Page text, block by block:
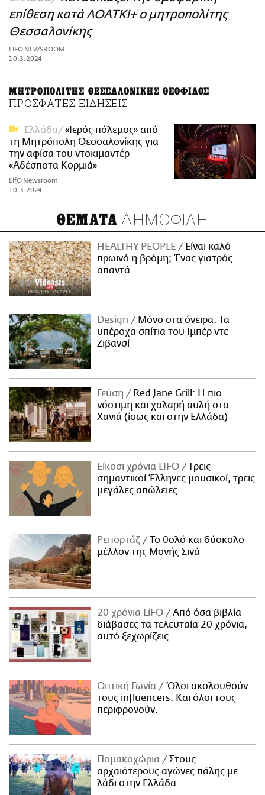
ΑΜΠΑ
PRINT
επίθεση κατά ΛΟΑΤΚΙ+ ο μητροπολίτης
Θεσσαλονίκης
LIFO NEWSROOM
10.3.2024
ΜΗΤΡΟΠΟΛΙΤΗΣ ΘΕΣΣΑΛΟΝΙΚΗΣ ΘΕΟΦΙΛΟΣ
ΠΡΟΣΦΑΤΕΣ ΕΙΔΗΣΕΙΣ
Ελλάδα
«Ιερός πόλεμος» από
τη Μητρόπολη Θεσσαλονίκης για
την αφίσα του ντοκιμαντέρ
«Αδέσποτα Κορμιά»
LifO Newsroom
10.3.2024
ΘΕΜΑΤΑ ΔΗΜΟΦΙΛΗ
HEALTHY PEOPLE
Είναι καλό
πρωινό η βρόμη; Ένας γιατρός
απαντά
Design
Μόνο στα όνειρα: Τα
υπέροχα σπίτια του Ιμπέρ ντε
Ζιβανσί
Γεύση
Red Jane Grill: Η πιο
νόστιμη και χαλαρή αυλή στα
Χανιά (ίσως και στην Ελλάδα)
Είκοσι χρόνια LIFO
Tρεις
σημαντικοί Έλληνες μουσικοί, τρεις
μεγάλες απώλειες
Ρεπορτάζ
Το θολό και δύσκολο
μέλλον της Μονής Σινά
20 χρόνια LiFO
Από όσα βιβλία
διάβασες τα τελευταία 20 χρόνια,
αυτό ξεχωρίζεις
Οπτική Γωνία
Όλοι ακολουθούν
τους influencers. Και όλοι τους
περιφρονούν.
Πομακοχώρια
Στους
αρχαιότερους αγώνες πάλης με
λάδι στην Ελλάδα